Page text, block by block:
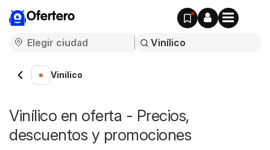
Ofertero
Vinílico
Vinílico en oferta - Precios,
descuentos y promociones